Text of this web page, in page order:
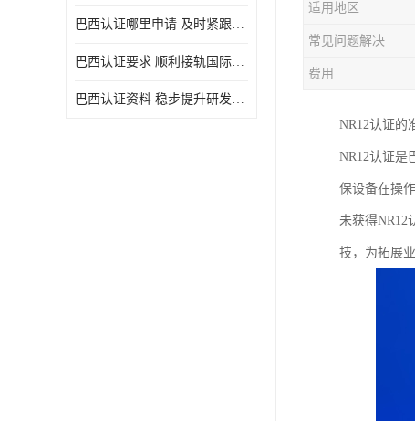
巴西认证哪里申请 及时紧跟法规变化
巴西认证要求 顺利接轨国际规范
巴西认证资料 稳步提升研发能力
适用地区
常见问题解决
费用
NR12认证的
NR12认证是
保设备在操
未获得NR12
技，为拓展